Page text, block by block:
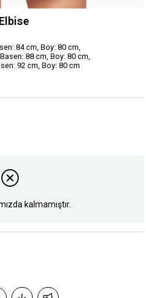
84 cm, Boy: 80 cm,
88 cm, Boy: 80 cm,
92 cm, Boy: 80 cm
kalmamıştır.